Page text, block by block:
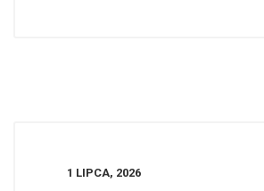
1 LIPCA, 2026